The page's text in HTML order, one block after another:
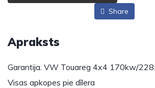
Share
Apraksts
Garantija. VW Touareg 4x4 170kw/
Visas apkopes pie dīlera